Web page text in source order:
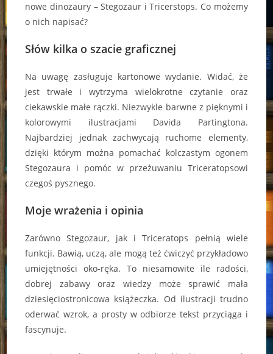
nowe dinozaury – Stegozaur i Tricerstops. Co możemy
o nich napisać?
Słów kilka o szacie graficznej
Na uwagę zasługuje kartonowe wydanie. Widać, że
jest trwałe i wytrzyma wielokrotne czytanie oraz
ciekawskie małe rączki. Niezwykle barwne z pięknymi i
kolorowymi ilustracjami Davida Partingtona.
Najbardziej jednak zachwycają ruchome elementy,
dzięki którym można pomachać kolczastym ogonem
Stegozaura i pomóc w przeżuwaniu Triceratopsowi
czegoś pysznego.
Moje wrażenia i opinia
Zarówno Stegozaur, jak i Triceratops pełnią wiele
funkcji. Bawią, uczą, ale mogą też ćwiczyć przykładowo
umiejętności oko-ręka. To niesamowite ile radości,
dobrej zabawy oraz wiedzy może sprawić mała
dziesięciostronicowa książeczka. Od ilustracji trudno
oderwać wzrok, a prosty w odbiorze tekst przyciąga i
fascynuje.